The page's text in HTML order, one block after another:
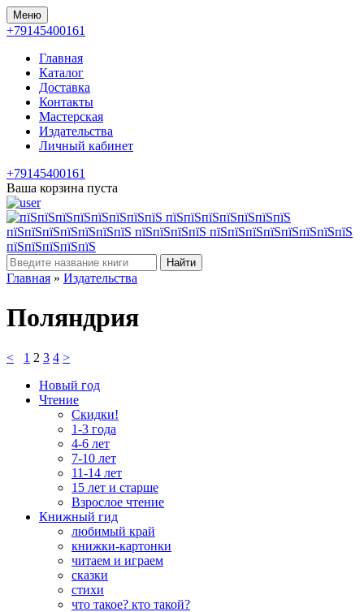
Меню
+79145400161
Главная
Каталог
Доставка
Контакты
Мастерская
Издательства
Личный кабинет
+79145400161
Ваша корзина пуста
Найти
Главная » Издательства
Поляндрия
< 1 2 3 4 >
Новый год
Чтение
Скидки!
1-3 года
4-6 лет
7-10 лет
11-14 лет
15 лет и старше
Взрослое чтение
Книжный гид
любимый край
книжки-картонки
читаем и играем
сказки
стихи
что такое? кто такой?